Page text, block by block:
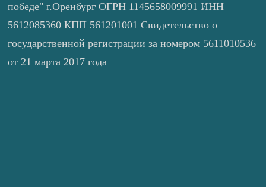
победе" г.Оренбург ОГРН 1145658009991 ИНН
5612085360 КПП 561201001 Свидетельство о
государственной регистрации за номером 5611010536
от 21 марта 2017 года